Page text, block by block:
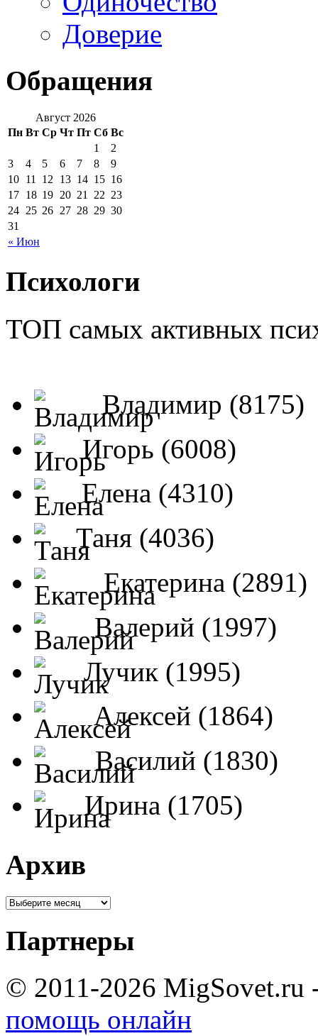
Доверие
Обращения
Август 2026
Пн Вт Ср Чт Пт Сб Вс
« Июн
1
2
3
4 5 6 7 8
9
10 11 12 13 14 15 16
17 18 19 20 21 22 23
24 25 26 27 28 29 30
31
Психологи
ТОП самых активных
Владимир (8175)
Игорь (6008)
Елена (4310)
Таня (4036)
Екатерина (2891)
Валерий (1997)
Лучик (1995)
Алексей (1864)
Василий (1830)
Ирина (1705)
Архив
Партнеры
© 2011-2026 MigSovet.ru
помощь онлайн